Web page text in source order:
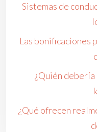
Sistemas de
Las bonificaciones
¿Quién
¿Qué ofrecen